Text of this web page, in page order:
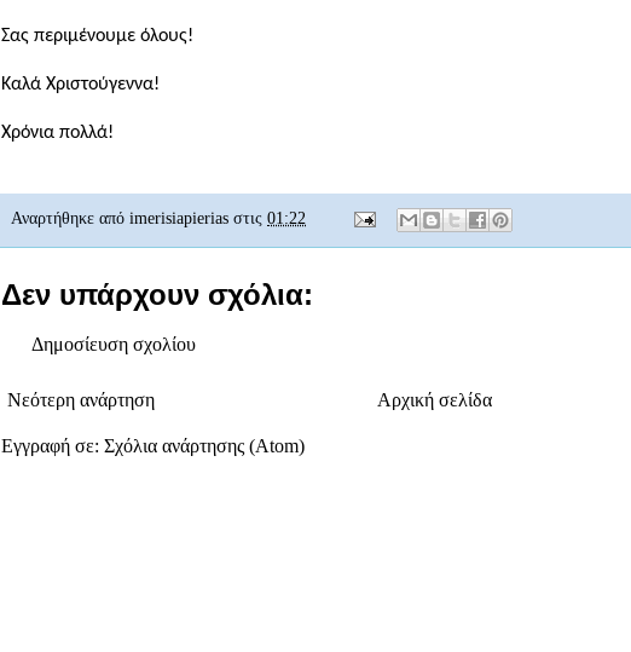
Σας περιμένουμε όλους!
Καλά Χριστούγεννα!
Χρόνια πολλά!
Αναρτήθηκε από imerisiapierias στις 01:22
Δεν υπάρχουν σχόλια:
Δημοσίευση σχολίου
Νεότερη ανάρτηση Αρχική σελίδα
Εγγραφή σε: Σχόλια ανάρτησης (Atom)